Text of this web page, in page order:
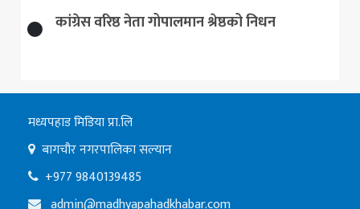
कांग्रेस वरिष्ठ नेता गोपालमान श्रेष्ठको निधन
मध्यपहाड मिडिया प्रा.लि
बागचौर नगरपालिका सल्यान
+977 9840139485
admin@madhyapahadkhabar.com